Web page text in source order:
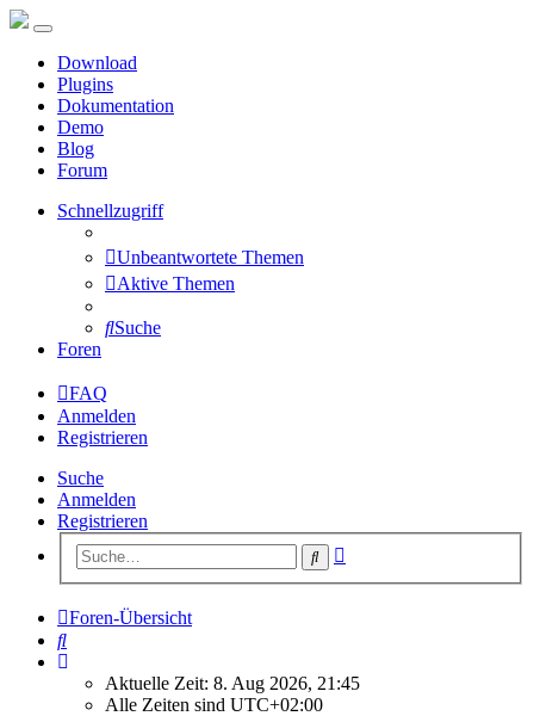
Download
Plugins
Dokumentation
Demo
Blog
Forum
Schnellzugriff
Unbeantwortete Themen
Aktive Themen
Suche
Foren
FAQ
Anmelden
Registrieren
Suche
Anmelden
Registrieren
Suche
Foren-Übersicht
Suche
Aktuelle Zeit: 8. Aug 2026, 21:45
Alle Zeiten sind UTC+02:00